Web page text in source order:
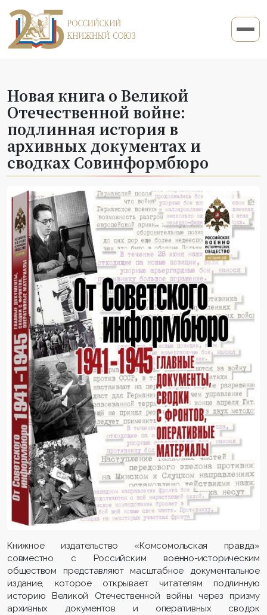
Новая книга о Великой
Отечественной войне:
подлинная история в
архивных документах и
сводках Совинформбюро
Книжное издательство «Комсомольская правда»
совместно с Российским военно-историческим
обществом представляют масштабное документальное
издание, которое открывает читателям подлинную
историю Великой Отечественной войны через призму
архивных документов и оперативных сводок